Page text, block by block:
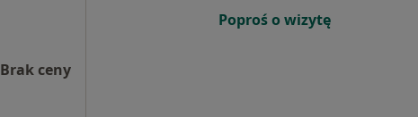
Brak ceny
Poproś o wizytę